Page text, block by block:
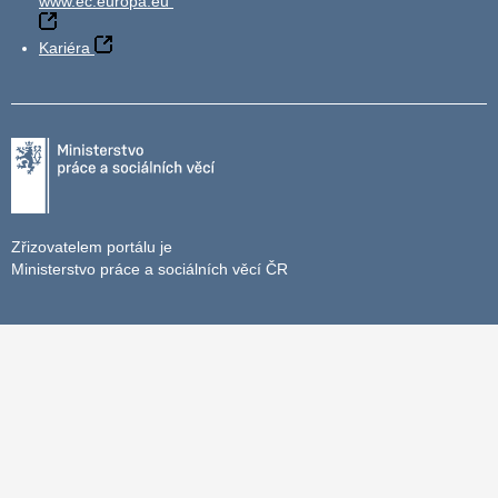
Kariéra
Zřizovatelem portálu je
Ministerstvo práce a sociálních věcí ČR